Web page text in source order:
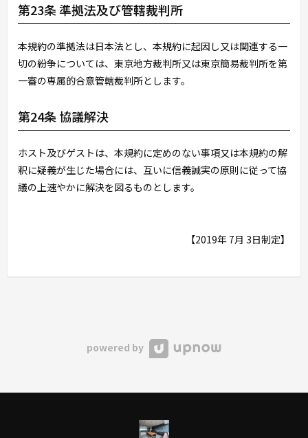
第23条 準拠法及び管轄裁判所
本規約の準拠法は日本法とし、本規約に起因し又は関連する一
切の紛争については、東京地方裁判所又は東京簡易裁判所を第
一審の専属的合意管轄裁判所とします。
第24条 協議解決
ホスト及びゲストは、本規約に定めのない事項又は本規約の解
釈に疑義が生じた場合には、互いに信義誠実の原則に従って協
議の上速やかに解決を図るものとします。
【2019年 7月 3日制定】
powered by